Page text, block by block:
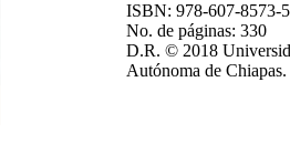
ISBN: 978-607-8573-
No. de páginas: 330
D.R. © 2018
Autónoma de Chiapas.